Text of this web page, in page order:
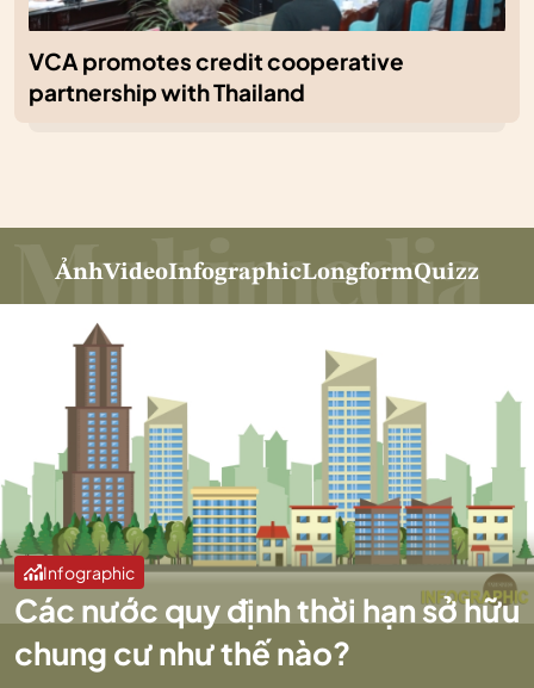
VCA promotes credit cooperative
partnership with Thailand
ẢnhVideoInfographicLongformQuizz
Infographic
Các nước quy định thời hạn sở hữu
chung cư như thế nào?